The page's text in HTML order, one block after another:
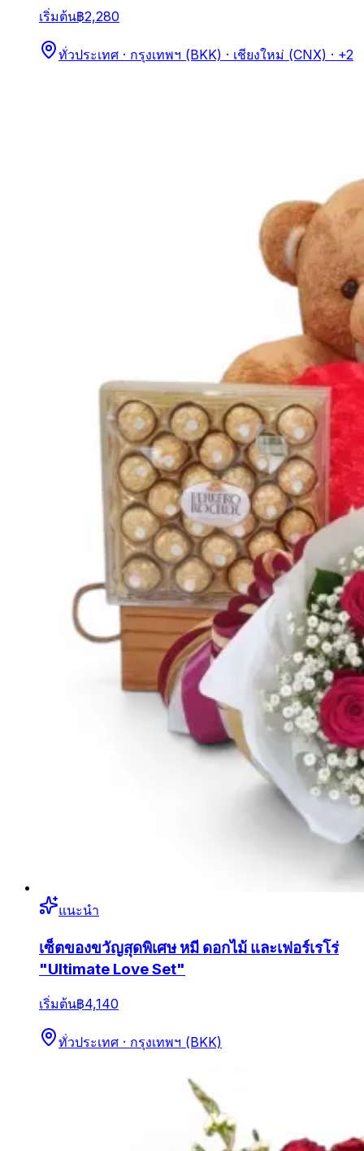
เริ่มต้น฿2,280
ทั่วประเทศ · กรุงเทพฯ (BKK) · เชียงใหม่ (CNX) · +2
แนะนำ
เซ็ตของขวัญสุดพิเศษ หมี ดอกไม้ และเฟอร์เรโร่
"Ultimate Love Set"
เริ่มต้น฿4,140
ทั่วประเทศ · กรุงเทพฯ (BKK)